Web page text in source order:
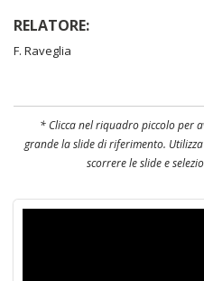
RELATORE:
F. Raveglia
* Clicca nel riquadro piccolo per
grande la slide di riferimento.
scorrere le slide e